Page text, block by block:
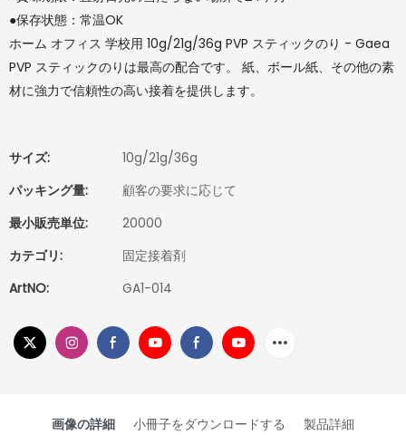
●保存状態：常温OK
ホーム オフィス 学校用 10g/21g/36g PVP スティックのり - Gaea
PVP スティックのりは最高の配合です。 紙、ボール紙、その他の素
材に強力で信頼性の高い接着を提供します。
サイズ:
10g/21g/36g
パッキング量:
顧客の要求に応じて
最小販売単位:
20000
カテゴリ:
固定接着剤
ArtNO:
GA1-014
画像の詳細 小冊子をダウンロードする 製品詳細